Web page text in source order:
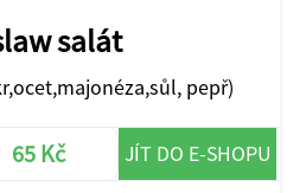
salát
pepř)
65 Kč JÍT DO E-SHOPU